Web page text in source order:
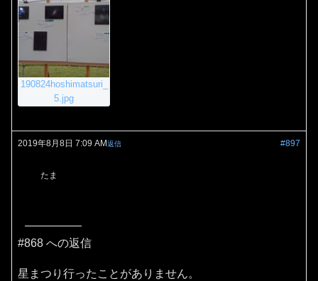
190824hoshimatsuri_
5.jpg
2019年8月8日 7:09 AM #897
返信
たま
#868 への返信
星まつり行ったことがありません。